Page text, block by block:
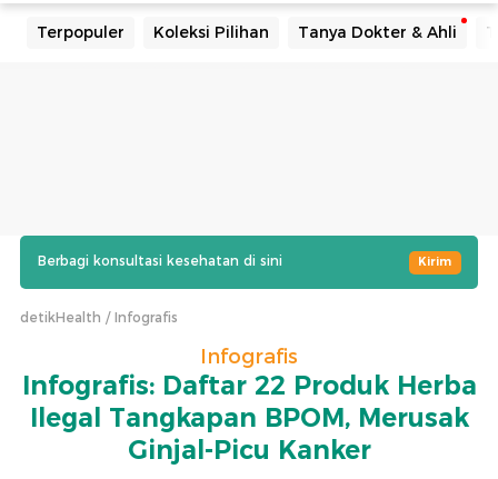
Terpopuler Koleksi Pilihan Tanya Dokter & Ahli
Berbagi konsultasi kesehatan di sini Kirim
detikHealth Infografis
Infografis
Infografis: Daftar 22 Produk Herba
Ilegal Tangkapan BPOM, Merusak
Ginjal-Picu Kanker